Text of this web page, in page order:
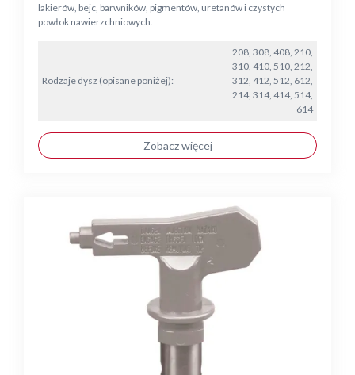
lakierów, bejc, barwników, pigmentów, uretanów i czystych
powłok nawierzchniowych.
Rodzaje dysz (opisane poniżej):
208, 308, 408, 210,
310, 410, 510, 212,
312, 412, 512, 612,
214, 314, 414, 514,
614
Zobacz więcej